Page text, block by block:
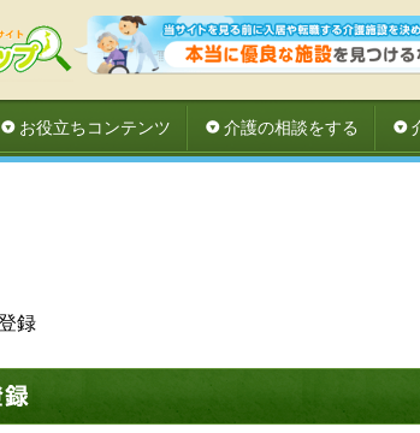
お役立ちコンテンツ 介護の相談をする
録